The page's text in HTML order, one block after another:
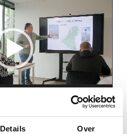
Details Over
00:50